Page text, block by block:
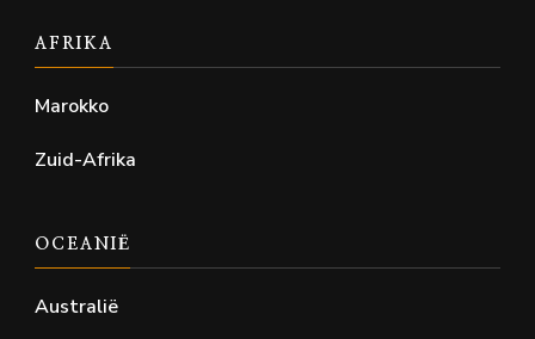
AFRIKA
Marokko
Zuid-Afrika
OCEANIË
Australië